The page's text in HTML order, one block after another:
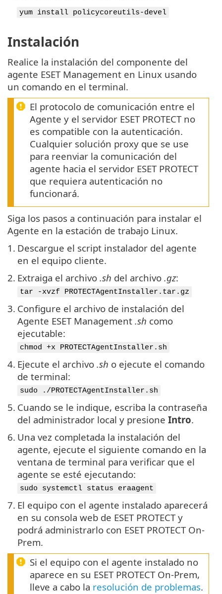
yum install policycoreutils-devel
Instalación
Realice la instalación del componente del
agente ESET Management en Linux usando
un comando en el terminal.
El protocolo de comunicación entre el
Agente y el servidor ESET PROTECT no
es compatible con la autenticación.
Cualquier solución proxy que se use
para reenviar la comunicación del
agente hacia el servidor ESET PROTECT
que requiera autenticación no
funcionará.
Siga los pasos a continuación para instalar el
Agente en la estación de trabajo Linux.
1. Descargue el script instalador del agente
en el equipo cliente.
2. Extraiga el archivo .sh del archivo .gz:
tar -xvzf PROTECTAgentInstaller.tar.gz
3. Configure el archivo de instalación del
Agente ESET Management .sh como
ejecutable:
chmod +x PROTECTAgentInstaller.sh
4. Ejecute el archivo .sh o ejecute el comando
de terminal:
sudo ./PROTECTAgentInstaller.sh
5. Cuando se le indique, escriba la contraseña
del administrador local y presione Intro.
6. Una vez completada la instalación del
agente, ejecute el siguiente comando en la
ventana de terminal para verificar que el
agente se esté ejecutando:
sudo systemctl status eraagent
7. El equipo con el agente instalado aparecerá
en su consola web de ESET PROTECT y
podrá administrarlo con ESET PROTECT On-
Prem.
Si el equipo con el agente instalado no
aparece en su ESET PROTECT On-Prem,
lleve a cabo la resolución de problemas.